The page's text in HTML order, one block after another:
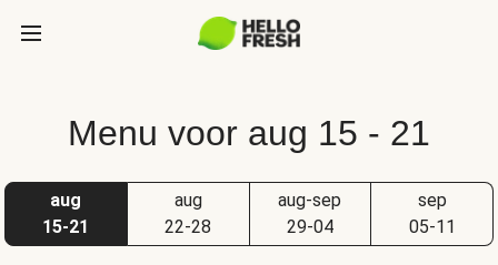
Menu voor aug 15 - 21
aug
15-21
aug
22-28
aug-sep
29-04
sep
05-11